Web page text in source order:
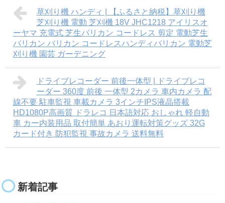
草刈り機 ハンディ | 【ふるさと納税】草刈り機
芝刈り機 電動 芝刈機 18V JHC1218 アイリスオ
ーヤマ 充電式 芝生バリカン コードレス 剪定 電動芝生
バリカン バリカン コードレスハンディバリカン 電動芝
刈り機 園芸 ガーデニング
ドライブレコーダー 前後一体型 | ドライブレコ
ーダー 360度 前後 一体型 2カメラ 車内カメラ 配
線不要 駐車監視 車載カメラ 3インチIPS液晶搭載
HD1080P高画質 ドラレコ 日本語対応 おしゃれ 軽自動
車 カー内装用品 取付簡単 あおり運転対策グッズ 32G
カード付き 防犯監視 事故カメラ 送料無料
新着記事